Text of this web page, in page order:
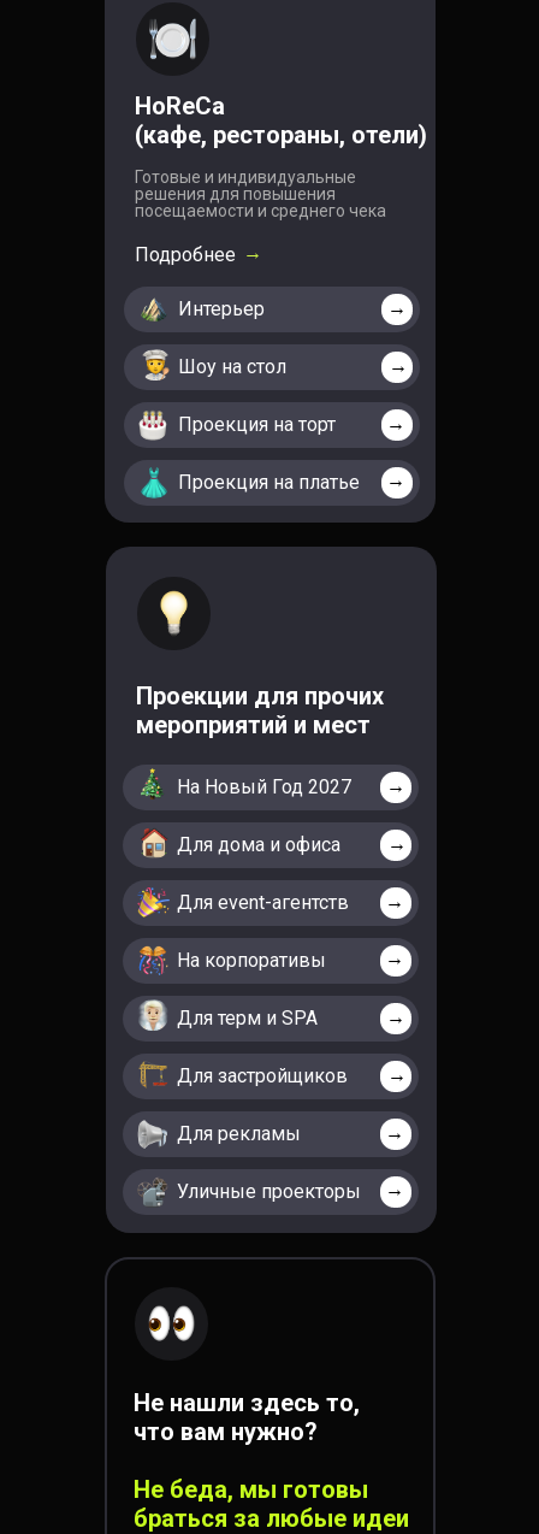
HoReCa
(кафе, рестораны, отели)
Подробнее →
Готовые и индивидуальные
решения для повышения
посещаемости и среднего чека
Интерьер →
Шоу на стол →
Проекция на торт →
Проекция на платье →
Проекции для прочих
мероприятий и мест
Не нашли здесь то,
что вам нужно?
Не беда, мы готовы
браться за любые идеи
На Новый Год 2027 →
Для дома и офиса →
Для event-агентств →
На корпоративы →
Для терм и SPA →
Для застройщиков →
Для рекламы →
Уличные проекторы →